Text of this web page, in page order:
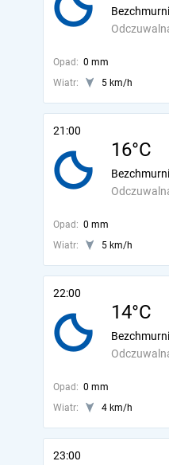
Opad: 0 mm
Wiatr:
5 km/h
21:00
16°C
Opad: 0 mm
Wiatr:
5 km/h
22:00
14°C
Opad: 0 mm
Wiatr:
4 km/h
23:00